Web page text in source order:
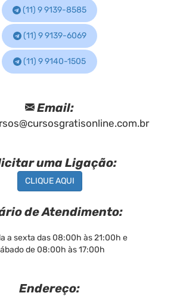
(11) 9 9139-8585
(11) 9 9139-6069
(11) 9 9140-1505
Email:
uma Ligação:
CLIQUE AQUI
de Atendimento:
a sexta das 08:00h às 21:00h e
de 08:00h às 17:00h
Endereço: